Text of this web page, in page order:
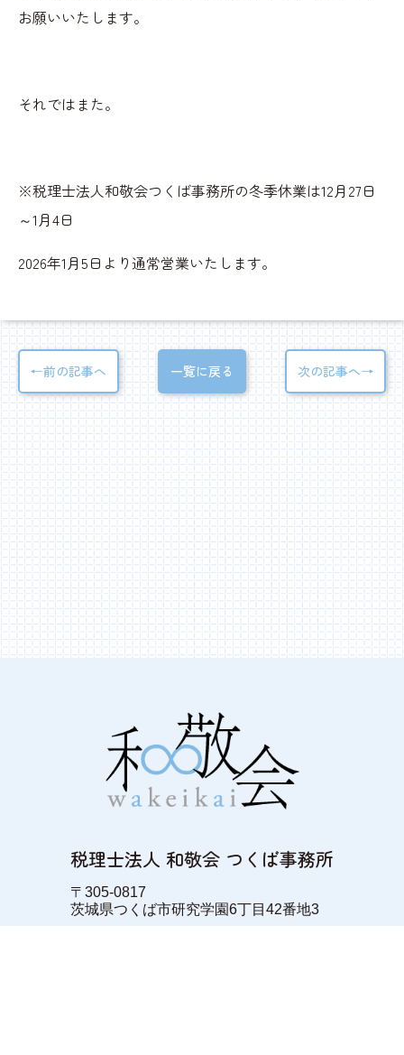
お願いいたします。
それではまた。
※税理士法人和敬会つくば事務所の冬季休業は12月27日
～1月4日
2026年1月5日より通常営業いたします。
←前の記事へ 一覧に戻る 次の記事へ→
税理士法人 和敬会 つくば事務所
〒305-0817
茨城県つくば市研究学園6丁目42番地3